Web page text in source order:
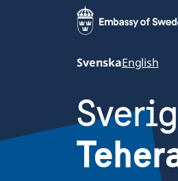
SvenskaEnglish